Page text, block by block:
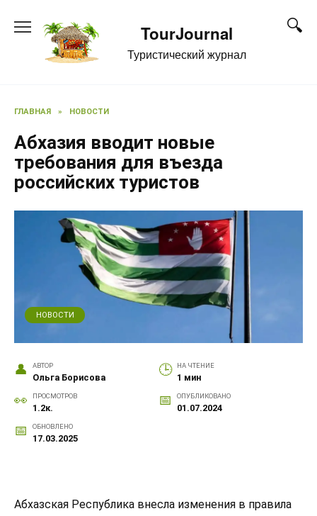
содержанию
TourJournal
Туристический журнал
ГЛАВНАЯ » НОВОСТИ
Абхазия вводит новые
требования для въезда
российских туристов
НОВОСТИ
АВТОР
Ольга Борисова
НА ЧТЕНИЕ
1 мин
ПРОСМОТРОВ
1.2к.
ОПУБЛИКОВАНО
01.07.2024
ОБНОВЛЕНО
17.03.2025
Абхазская Республика внесла изменения в правила